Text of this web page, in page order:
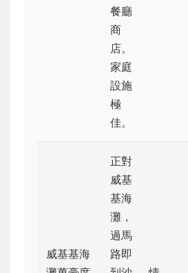
餐廳
商
店。
家庭
設施
極
佳。
威基基海
正對
威基
基海
灘，
過馬
路即